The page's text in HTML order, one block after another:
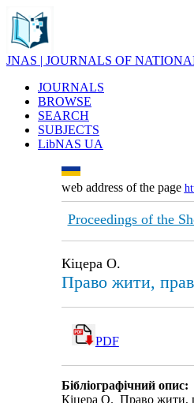
JNAS | JOURNALS OF
JOURNALS
BROWSE
SEARCH
SUBJECTS
LibNAS UA
web address of the page
Proceedings of the
Кіцера О.
Право жити,
PDF
Бібліографічний опис:
Кіцера О. Право жити,